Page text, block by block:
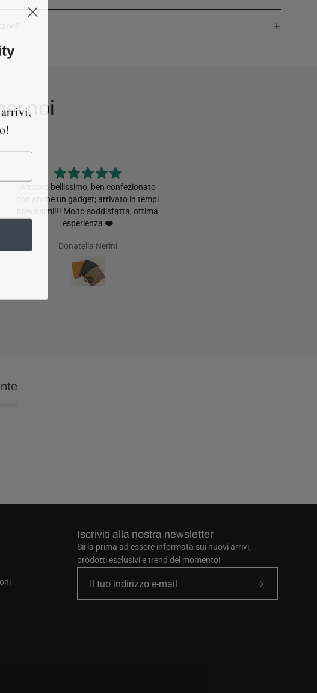
noi
Articolo bellissimo, ben confezionato
con anche un gadget; arrivato in tempi
brevissimi!!! Molto soddisfatta, ottima
esperienza ❤️
Donatella Nerini
Iscriviti alla nostra newsletter
Sii la prima ad essere informata sui nuovi arrivi,
prodotti esclusivi e trend del momento!
Iscriviti